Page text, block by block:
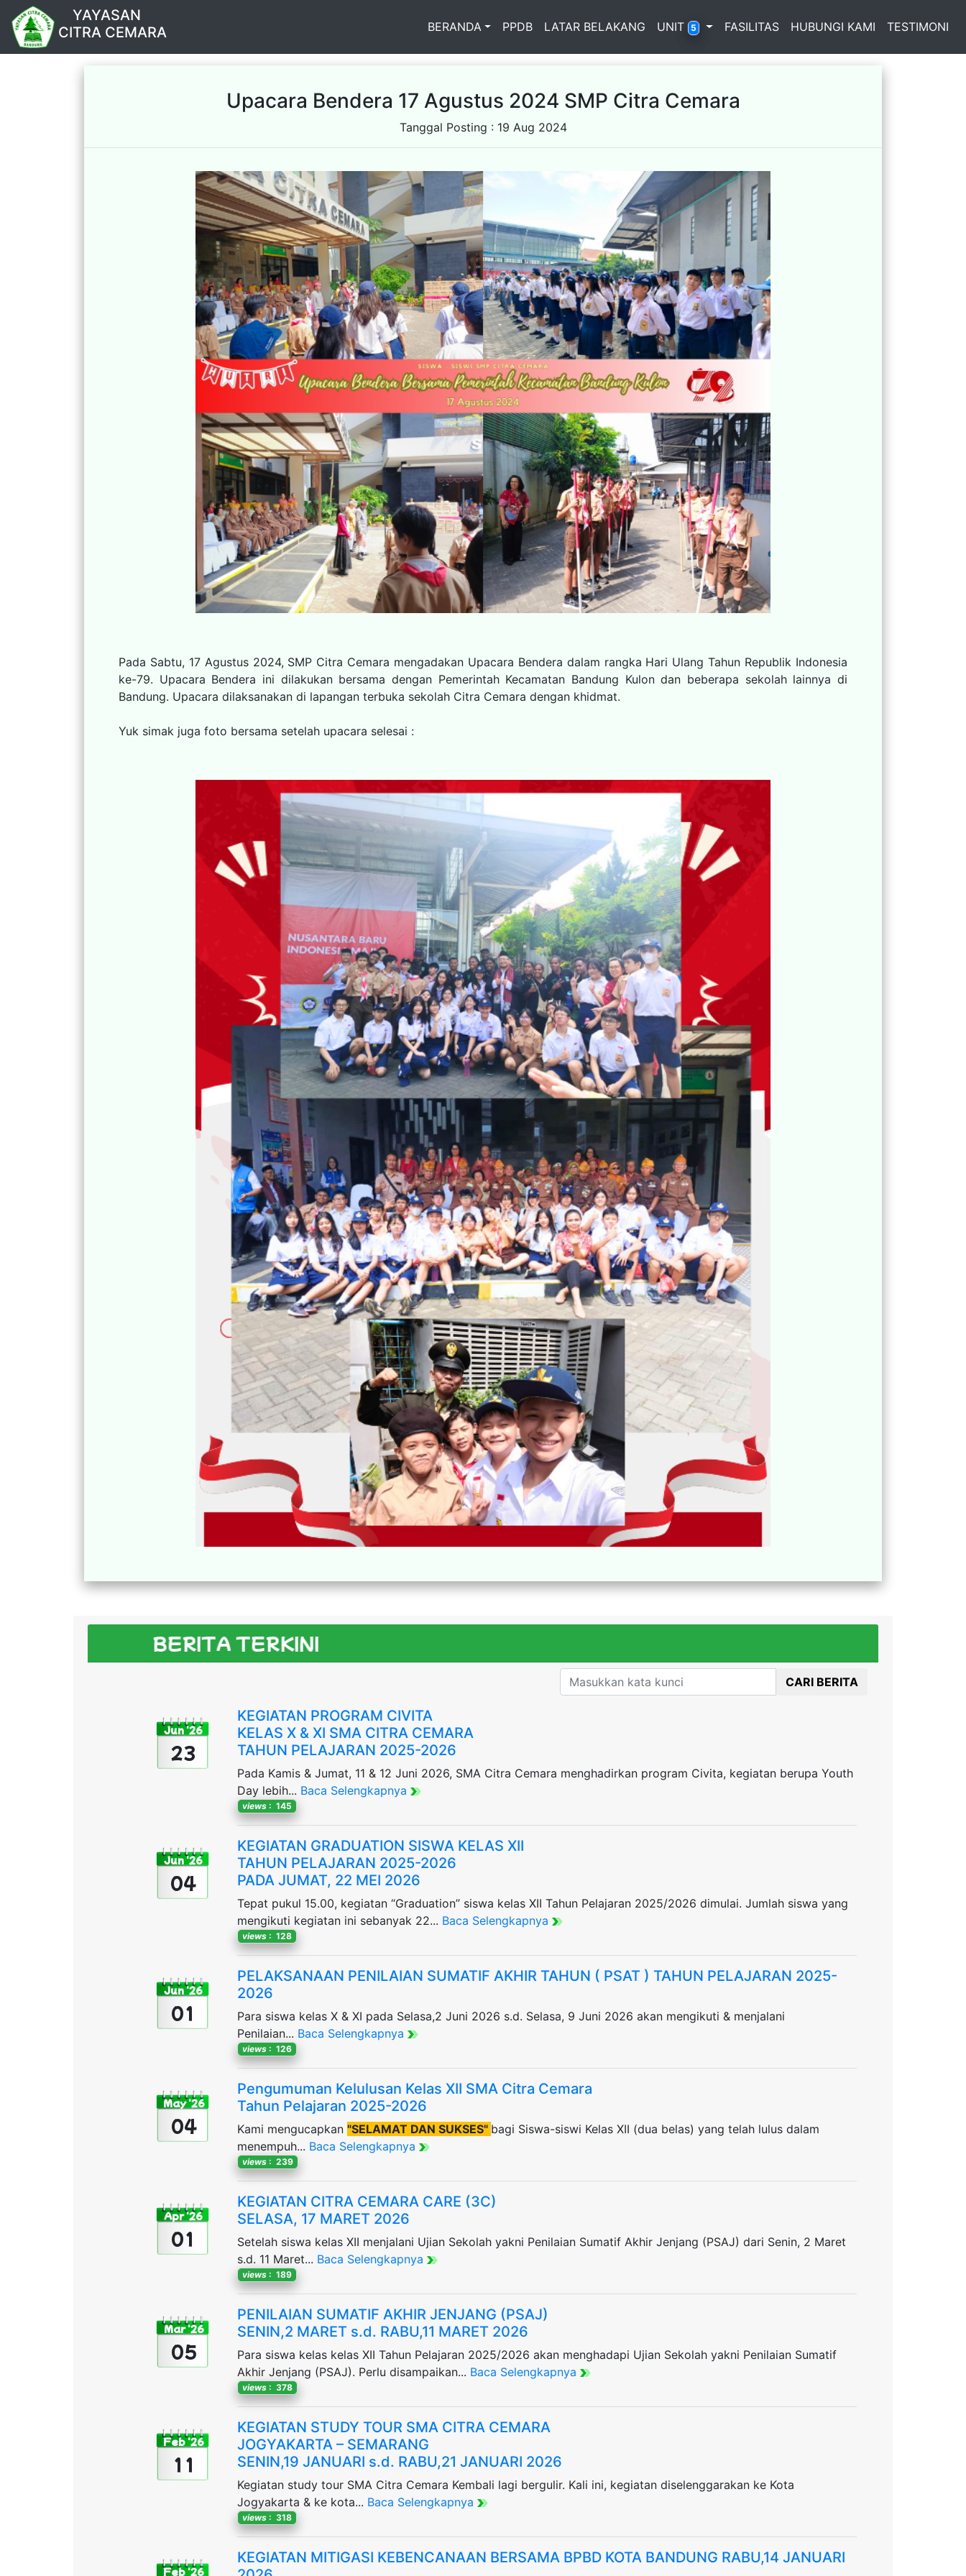
YAYASAN
CITRA CEMARA
BERANDA PPDB LATAR BELAKANG UNIT 5 FASILITAS HUBUNGI KAMI TESTIMONI
Upacara Bendera 17 Agustus 2024 SMP Citra Cemara
Tanggal Posting : 19 Aug 2024
Pada Sabtu, 17 Agustus 2024, SMP Citra Cemara mengadakan Upacara Bendera dalam rangka Hari Ulang Tahun Republik Indonesia
ke-79. Upacara Bendera ini dilakukan bersama dengan Pemerintah Kecamatan Bandung Kulon dan beberapa sekolah lainnya di
Bandung. Upacara dilaksanakan di lapangan terbuka sekolah Citra Cemara dengan khidmat.
Yuk simak juga foto bersama setelah upacara selesai :
BERITA TERKINI
CARI BERITA
Jun '26
23
KEGIATAN PROGRAM CIVITA
KELAS X & XI SMA CITRA CEMARA
TAHUN PELAJARAN 2025-2026
Pada Kamis & Jumat, 11 & 12 Juni 2026, SMA Citra Cemara menghadirkan program Civita, kegiatan berupa Youth
Day lebih... Baca Selengkapnya
views : 145
Jun '26
04
KEGIATAN GRADUATION SISWA KELAS XII
TAHUN PELAJARAN 2025-2026
PADA JUMAT, 22 MEI 2026
Tepat pukul 15.00, kegiatan “Graduation” siswa kelas XII Tahun Pelajaran 2025/2026 dimulai. Jumlah siswa yang
mengikuti kegiatan ini sebanyak 22... Baca Selengkapnya
views : 128
Jun '26
01
PELAKSANAAN PENILAIAN SUMATIF AKHIR TAHUN ( PSAT ) TAHUN PELAJARAN 2025-
2026
Para siswa kelas X & XI pada Selasa,2 Juni 2026 s.d. Selasa, 9 Juni 2026 akan mengikuti & menjalani
Penilaian... Baca Selengkapnya
views : 126
May '26
04
Pengumuman Kelulusan Kelas XII SMA Citra Cemara
Tahun Pelajaran 2025-2026
Kami mengucapkan"SELAMAT DAN SUKSES" bagi Siswa-siswi Kelas XII (dua belas) yang telah lulus dalam
menempuh... Baca Selengkapnya
views : 239
Apr '26
01
KEGIATAN CITRA CEMARA CARE (3C)
SELASA, 17 MARET 2026
Setelah siswa kelas XII menjalani Ujian Sekolah yakni Penilaian Sumatif Akhir Jenjang (PSAJ) dari Senin, 2 Maret
s.d. 11 Maret... Baca Selengkapnya
views : 189
Mar '26
05
PENILAIAN SUMATIF AKHIR JENJANG (PSAJ)
SENIN,2 MARET s.d. RABU,11 MARET 2026
Para siswa kelas kelas XII Tahun Pelajaran 2025/2026 akan menghadapi Ujian Sekolah yakni Penilaian Sumatif
Akhir Jenjang (PSAJ). Perlu disampaikan... Baca Selengkapnya
views : 378
Feb '26
11
KEGIATAN STUDY TOUR SMA CITRA CEMARA
JOGYAKARTA – SEMARANG
SENIN,19 JANUARI s.d. RABU,21 JANUARI 2026
Kegiatan study tour SMA Citra Cemara Kembali lagi bergulir. Kali ini, kegiatan diselenggarakan ke Kota
Jogyakarta & ke kota... Baca Selengkapnya
views : 318
Feb '26
KEGIATAN MITIGASI KEBENCANAAN BERSAMA BPBD KOTA BANDUNG RABU,14 JANUARI